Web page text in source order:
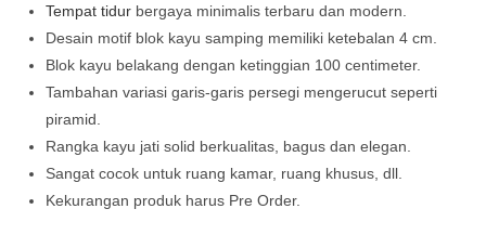
Tempat tidur bergaya minimalis terbaru dan modern.
Desain motif blok kayu samping memiliki ketebalan 4 cm.
Blok kayu belakang dengan ketinggian 100 centimeter.
Tambahan variasi garis-garis persegi mengerucut seperti
piramid.
Rangka kayu jati solid berkualitas, bagus dan elegan.
Sangat cocok untuk ruang kamar, ruang khusus, dll.
Kekurangan produk harus Pre Order.